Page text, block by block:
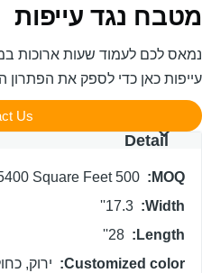
נגד עייפות
כאן כדי לספק את הפתרון
Us
Detail
500 Square Meters/ 5400 Square Feet
17.3''
28''
Customized
ירוק, כחול,